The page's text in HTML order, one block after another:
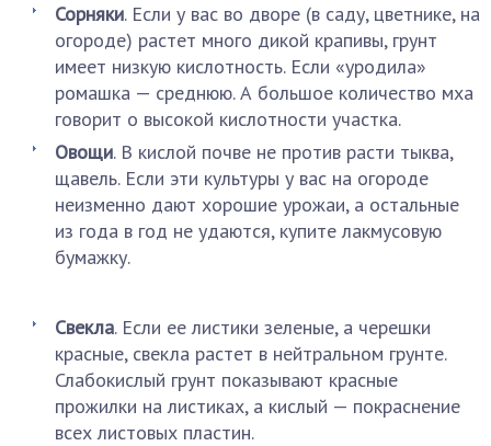
Сорняки. Если у вас во дворе (в саду, цветнике, на
огороде) растет много дикой крапивы, грунт
имеет низкую кислотность. Если «уродила»
ромашка — среднюю. А большое количество мха
говорит о высокой кислотности участка.
Овощи. В кислой почве не против расти тыква,
щавель. Если эти культуры у вас на огороде
неизменно дают хорошие урожаи, а остальные
из года в год не удаются, купите лакмусовую
бумажку.
Свекла. Если ее листики зеленые, а черешки
красные, свекла растет в нейтральном грунте.
Слабокислый грунт показывают красные
прожилки на листиках, а кислый — покраснение
всех листовых пластин.